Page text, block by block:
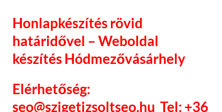
Honlapkészítés rövid
határidővel – Weboldal
készítés Hódmezővásárhely
Elérhetőség:
seo@szigetizsoltseo.hu Tel: +36